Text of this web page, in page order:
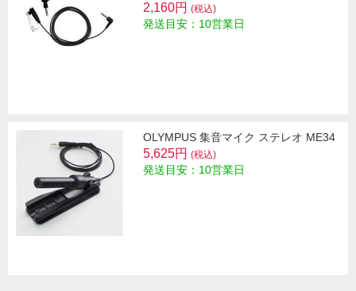
2,160円 (税込)
発送目安：10営業日
OLYMPUS 集音マイク ステレオ ME34
5,625円 (税込)
発送目安：10営業日